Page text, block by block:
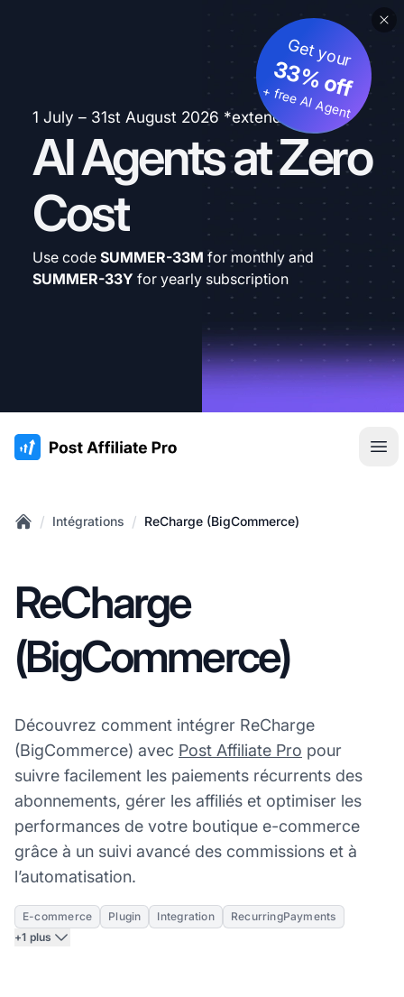
1 July – 31st August 2026 *extended
AI Agents at Zero
Cost
Get your
33% off
+ free AI Agent
Use code SUMMER-33M for monthly and
SUMMER-33Y for yearly subscription
:site.title
/ Intégrations / ReCharge (BigCommerce)
ReCharge
(BigCommerce)
Découvrez comment intégrer ReCharge
(BigCommerce) avec Post Affiliate Pro pour
suivre facilement les paiements récurrents des
abonnements, gérer les affiliés et optimiser les
performances de votre boutique e-commerce
grâce à un suivi avancé des commissions et à
l’automatisation.
E-commerce Plugin Integration
RecurringPayments
+1 plus